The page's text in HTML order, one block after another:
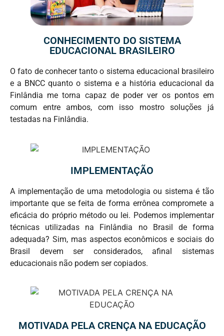
CONHECIMENTO DO SISTEMA
EDUCACIONAL BRASILEIRO
O fato de conhecer tanto o sistema educacional brasileiro
e a BNCC quanto o sistema e a história educacional da
Finlândia me torna capaz de poder ver os pontos em
comum entre ambos, com isso mostro soluções já
testadas na Finlândia.
IMPLEMENTAÇÃO
A implementação de uma metodologia ou sistema é tão
importante que se feita de forma errônea compromete a
eficácia do próprio método ou lei. Podemos implementar
técnicas utilizadas na Finlândia no Brasil de forma
adequada? Sim, mas aspectos econômicos e sociais do
Brasil devem ser considerados, afinal sistemas
educacionais não podem ser copiados.
MOTIVADA PELA CRENÇA NA EDUCAÇÃO